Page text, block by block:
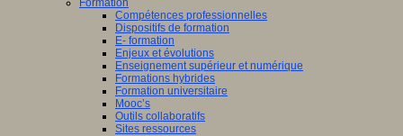
Formation
Compétences professionnelles
Dispositifs de formation
E- formation
Enjeux et évolutions
Enseignement supérieur et numérique
Formations hybrides
Formation universitaire
Mooc’s
Outils collaboratifs
Sites ressources